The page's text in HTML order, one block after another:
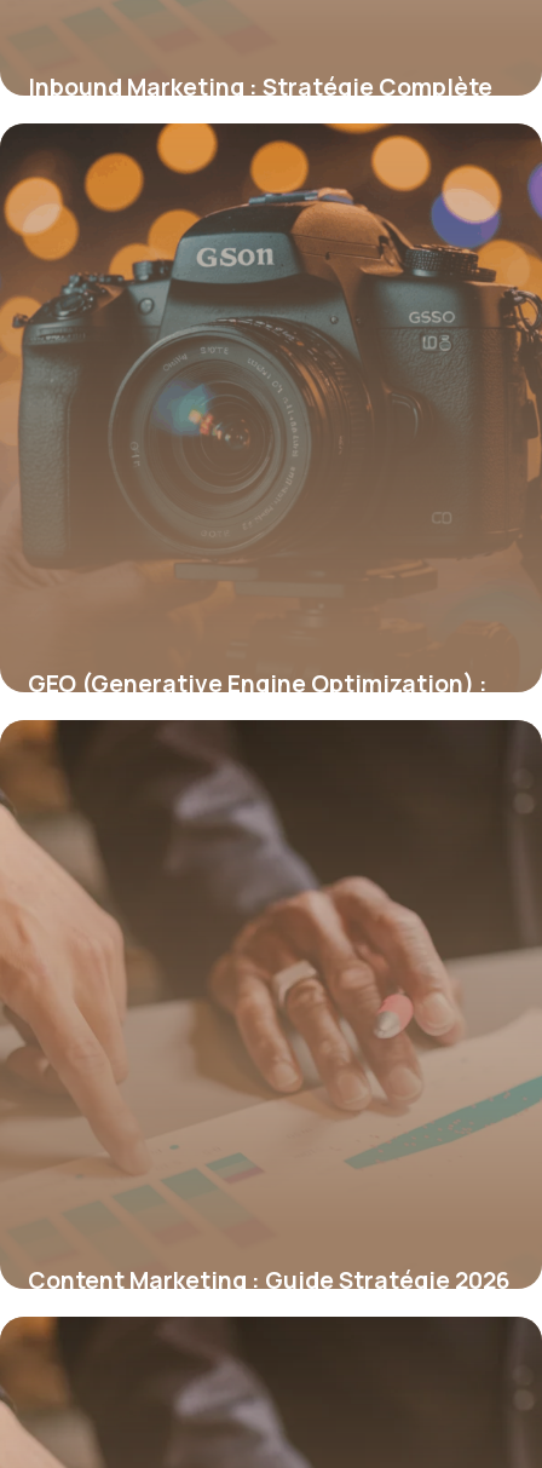
Inbound Marketing : Stratégie Complète
2026
24 juin 2026
GEO (Generative Engine Optimization) :
être cité par les IA génératives
Content Marketing : Guide Stratégie 2026
17 juin 2026